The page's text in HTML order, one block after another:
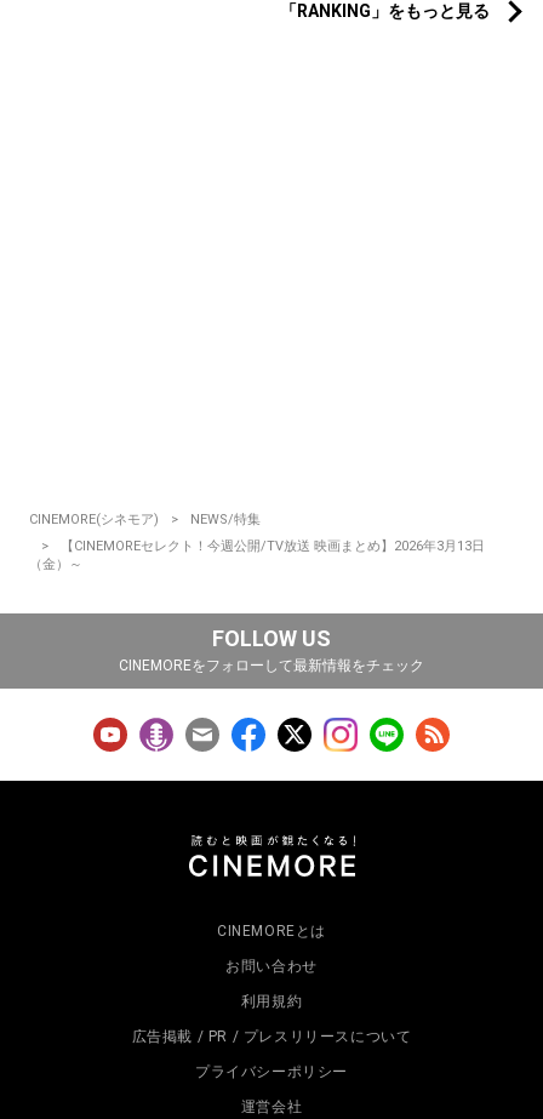
「RANKING」をもっと見る
CINEMORE(シネモア)
NEWS/特集
【CINEMOREセレクト！今週公開/TV放送 映画まとめ】2026年3月13日
（金）～
FOLLOW US
CINEMOREをフォローして最新情報をチェック
CINEMOREとは
お問い合わせ
利用規約
広告掲載 / PR / プレスリリースについて
プライバシーポリシー
運営会社